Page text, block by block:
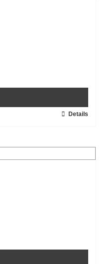
Details